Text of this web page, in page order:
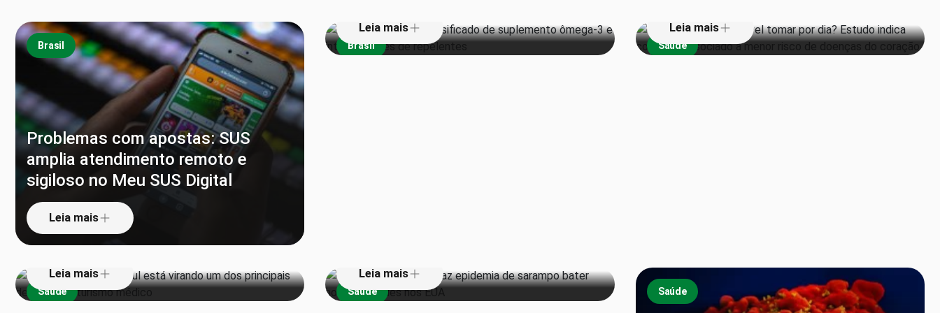
Brasil
Problemas com apostas: SUS
amplia atendimento remoto e
sigiloso no Meu SUS Digital
Leia mais
Brasil
Leia mais
Saúde
Leia mais
Saúde
Por que a Coreia do Sul está
virando um dos principais destinos
do turismo médico
Leia mais
Saúde
Leia mais
Saúde